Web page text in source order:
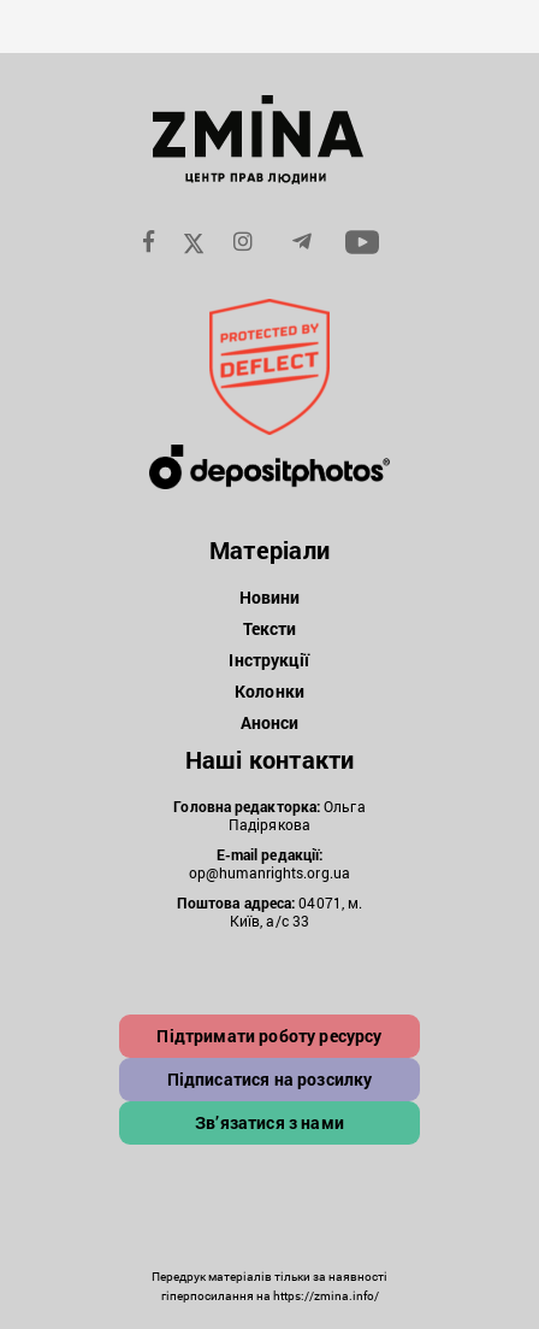
Матеріали
Новини
Тексти
Інструкції
Колонки
Анонси
Наші контакти
Головна редакторка:Ольга
Падірякова
E-mail редакції:
op@humanrights.org.ua
Поштова адреса:04071, м.
Київ, а/с 33
Підтримати роботу ресурсу
Підписатися на розсилку
Зв’язатися з нами
Передрук матеріалів тільки за наявності
гіперпосилання на https://zmina.info/